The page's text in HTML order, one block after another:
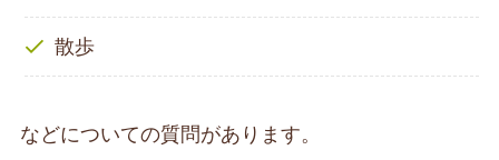
散歩
などについての質問があります。